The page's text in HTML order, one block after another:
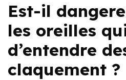
Est-il
les oreilles
d’entendre
claquement ?